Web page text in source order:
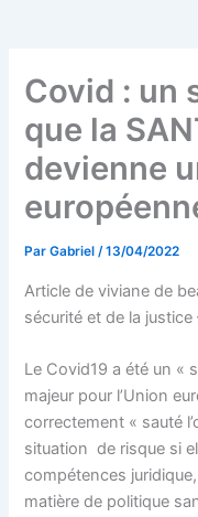
Covid : un
que la
devienne
ParGabriel/13/04/2022
Article de viviane de
sécurité et de la justice
Le Covid19 a été un «
majeur pour l’Union
correctement « sauté
situation de risque si
compétences
matière de politique